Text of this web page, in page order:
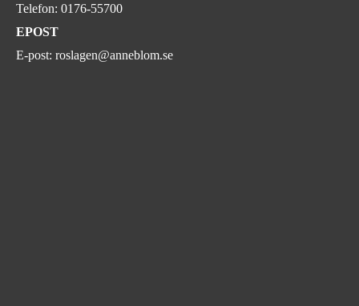
Telefon: 0176-55700
EPOST
E-post: roslagen@anneblom.se